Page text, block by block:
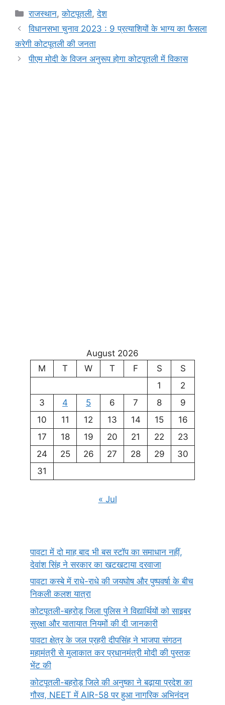
c
e
b
o
at
s
A
p
s
s
e
n
gr
m
y
n
e
Categories
राजस्थान,कोटपूतली,देश
विधानसभा चुनाव 2023 : 9 प्रत्याशियों के भाग्य का फैसला
करेगी कोटपूतली की जनता
पीएम मोदी के विजन अनुरूप होगा कोटपूतली में विकास
August 2026
M
T W T F S
S
1
2
3
4 5 6 7 8
9
10
11 12 13 14 15
16
17
18 19 20 21 22
23
24
25 26 27 28 29
30
31
« Jul
पावटा में दो माह बाद भी बस स्टॉप का समाधान नहीं,
देवांश सिंह ने सरकार का खटखटाया दरवाजा
पावटा कस्बे में राधे-राधे की जयघोष और पुष्पवर्षा के बीच
निकली कलश यात्रा
कोटपूतली-बहरोड़ जिला पुलिस ने विद्यार्थियों को साइबर
सुरक्षा और यातायात नियमों की दी जानकारी
पावटा क्षेत्र के जल प्रहरी दीपसिंह ने भाजपा संगठन
महामंत्री से मुलाकात कर प्रधानमंत्री मोदी की पुस्तक
भेंट की
कोटपूतली-बहरोड़ जिले की अनुष्का ने बढ़ाया प्रदेश का
गौरव, NEET में AIR-58 पर हुआ नागरिक अभिनंदन